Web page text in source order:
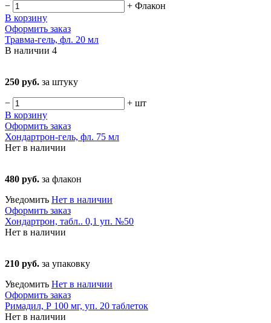
− + Флакон
В корзину
Оформить заказ
Травма-гель, фл. 20 мл
В наличии 4
250 руб. за штуку
− + шт
В корзину
Оформить заказ
Хондартрон-гель, фл. 75 мл
Нет в наличии
480 руб. за флакон
Уведомить Нет в наличии
Оформить заказ
Хондартрон, табл.. 0,1 уп. №50
Нет в наличии
210 руб. за упаковку
Уведомить Нет в наличии
Оформить заказ
Римадил, Р 100 мг, уп. 20 таблеток
Нет в наличии